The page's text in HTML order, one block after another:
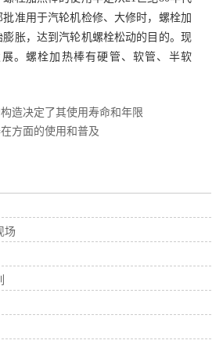
准用于汽轮机检修、大修时，螺栓加
胀，达到汽轮机螺栓松动的目的。现
展。螺栓加热棒有硬管、软管、半软
造决定了其使用寿命和年限
方面的使用和普及
场